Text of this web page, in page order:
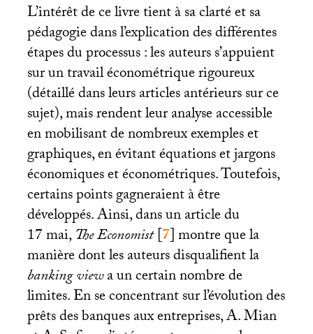
L’intérêt de ce livre tient à sa clarté et sa
pédagogie dans l’explication des différentes
étapes du processus : les auteurs s’appuient
sur un travail économétrique rigoureux
(détaillé dans leurs articles antérieurs sur ce
sujet), mais rendent leur analyse accessible
en mobilisant de nombreux exemples et
graphiques, en évitant équations et jargons
économiques et économétriques. Toutefois,
certains points gagneraient à être
développés. Ainsi, dans un article du
17 mai,The Economist[7]montre que la
manière dont les auteurs disqualifient la
banking viewa un certain nombre de
limites. En se concentrant sur l’évolution des
prêts des banques aux entreprises, A. Mian